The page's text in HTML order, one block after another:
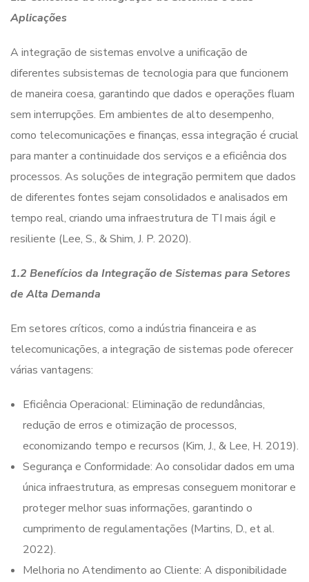
Aplicações
A integração de sistemas envolve a unificação de
diferentes subsistemas de tecnologia para que funcionem
de maneira coesa, garantindo que dados e operações fluam
sem interrupções. Em ambientes de alto desempenho,
como telecomunicações e finanças, essa integração é crucial
para manter a continuidade dos serviços e a eficiência dos
processos. As soluções de integração permitem que dados
de diferentes fontes sejam consolidados e analisados em
tempo real, criando uma infraestrutura de TI mais ágil e
resiliente (Lee, S., & Shim, J. P. 2020).
1.2 Benefícios da Integração de Sistemas para Setores
de Alta Demanda
Em setores críticos, como a indústria financeira e as
telecomunicações, a integração de sistemas pode oferecer
várias vantagens:
Eficiência Operacional: Eliminação de redundâncias,
redução de erros e otimização de processos,
economizando tempo e recursos (Kim, J., & Lee, H. 2019).
Segurança e Conformidade: Ao consolidar dados em uma
única infraestrutura, as empresas conseguem monitorar e
proteger melhor suas informações, garantindo o
cumprimento de regulamentações (Martins, D., et al.
2022).
Melhoria no Atendimento ao Cliente: A disponibilidade